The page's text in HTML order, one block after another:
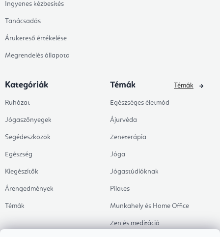
Ingyenes kézbesítés
Tanácsadás
Árukereső értékelése
Megrendelés állapota
Kategóriák
Ruházat
Jógaszőnyegek
Segédeszközök
Egészség
Kiegészítők
Árengedmények
Témák
Témák
Egészséges életmód
Ájurvéda
Zeneterápia
Jóga
Jógastúdióknak
Pilates
Munkahely és Home Office
Zen és meditáció
Témák